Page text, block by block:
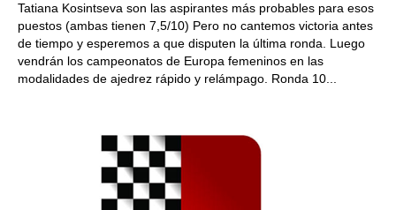
Tatiana Kosintseva son las aspirantes más probables para esos
puestos (ambas tienen 7,5/10) Pero no cantemos victoria antes
de tiempo y esperemos a que disputen la última ronda. Luego
vendrán los campeonatos de Europa femeninos en las
modalidades de ajedrez rápido y relámpago. Ronda 10...